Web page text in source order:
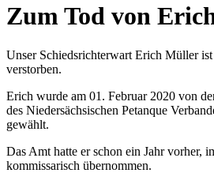
Skip
to
Zum Tod von
Unser Schiedsrichterwart Erich Müller
verstorben.
Erich wurde am 01. Februar 2020 von
des Niedersächsischen Petanque
gewählt.
Das Amt hatte er schon ein Jahr vorher,
kommissarisch übernommen.